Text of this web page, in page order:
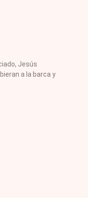
Jesús
a la barca y